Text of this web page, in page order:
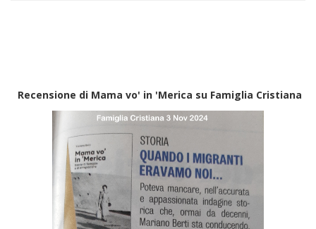
Recensione di Mama vo' in 'Merica su Famiglia Cristiana